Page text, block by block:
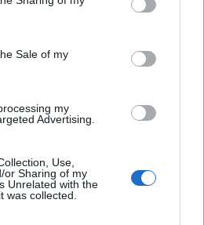
and its third-party tags to
purposes in below Google
Sale of my
my
Advertising.
Use,
or Sharing of my
Unrelated with the
was collected.